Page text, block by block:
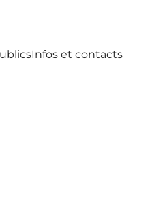
Infos et contacts